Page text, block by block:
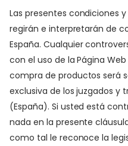
Las presentes condiciones
regirán e interpretarán de
España. Cualquier
con el uso de la Página
compra de productos será
exclusiva de los juzgados y
(España). Si usted está
nada en la presente
como tal le reconoce la